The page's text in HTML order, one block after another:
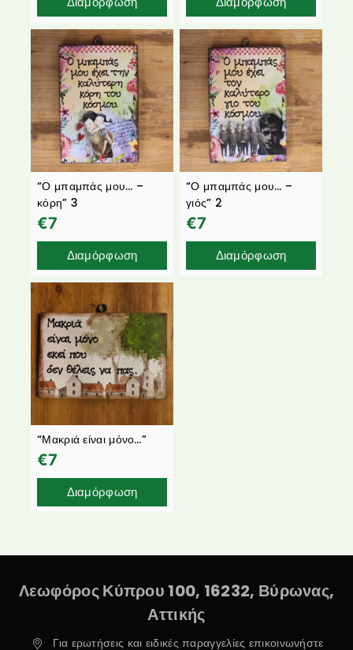
“Ο μπαμπάς μου… –
κόρη” 3
€7
Διαμόρφωση
“Ο μπαμπάς μου… –
γιός” 2
€7
Διαμόρφωση
“Μακριά είναι μόνο…”
€7
Διαμόρφωση
Λεωφόρος Κύπρου 100, 16232, Βύρωνας,
Αττικής
Για ερωτήσεις και ειδικές παραγγελίες επικοινωνήστε